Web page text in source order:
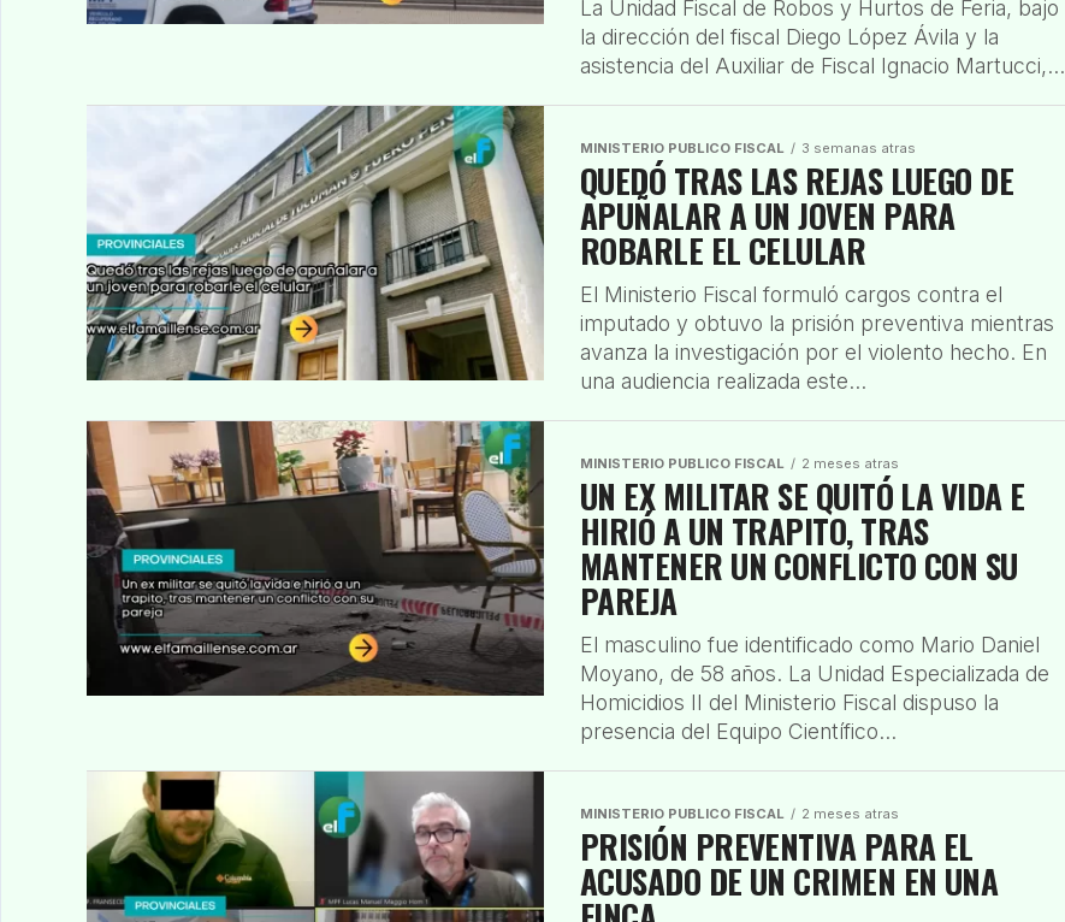
La Unidad Fiscal de Robos y Hurtos de Feria, bajo
la dirección del fiscal Diego López Ávila y la
asistencia del Auxiliar de Fiscal Ignacio Martucci,...
MINISTERIO PUBLICO FISCAL 3 semanas atras
QUEDÓ TRAS LAS REJAS LUEGO DE
APUÑALAR A UN JOVEN PARA
ROBARLE EL CELULAR
El Ministerio Fiscal formuló cargos contra el
imputado y obtuvo la prisión preventiva mientras
avanza la investigación por el violento hecho. En
una audiencia realizada este...
MINISTERIO PUBLICO FISCAL 2 meses atras
UN EX MILITAR SE QUITÓ LA VIDA E
HIRIÓ A UN TRAPITO, TRAS
MANTENER UN CONFLICTO CON SU
PAREJA
El masculino fue identificado como Mario Daniel
Moyano, de 58 años. La Unidad Especializada de
Homicidios II del Ministerio Fiscal dispuso la
presencia del Equipo Científico...
MINISTERIO PUBLICO FISCAL 2 meses atras
PRISIÓN PREVENTIVA PARA EL
ACUSADO DE UN CRIMEN EN UNA